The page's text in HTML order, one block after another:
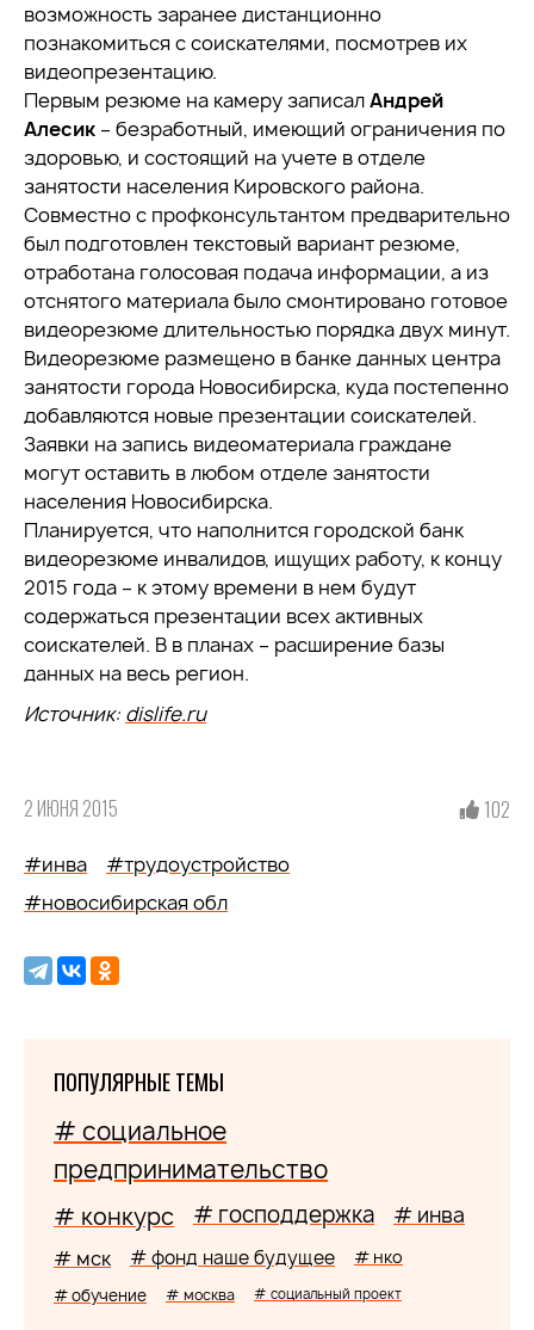
возможность заранее дистанционно
познакомиться с соискателями, посмотрев их
видеопрезентацию.
Первым резюме на камеру записалАндрей
Алесик – безработный, имеющий ограничения по
здоровью, и состоящий на учете в отделе
занятости населения Кировского района.
Совместно с профконсультантом предварительно
был подготовлен текстовый вариант резюме,
отработана голосовая подача информации, а из
отснятого материала было смонтировано готовое
видеорезюме длительностью порядка двух минут.
Видеорезюме размещено в банке данных центра
занятости города Новосибирска, куда постепенно
добавляются новые презентации соискателей.
Заявки на запись видеоматериала граждане
могут оставить в любом отделе занятости
населения Новосибирска.
Планируется, что наполнится городской банк
видеорезюме инвалидов, ищущих работу, к концу
2015 года – к этому времени в нем будут
содержаться презентации всех активных
соискателей. В в планах – расширение базы
данных на весь регион.
Источник: dislife.ru
2 ИЮНЯ 2015 102
#инва
#трудоустройство
#новосибирская обл
ПОПУЛЯРНЫЕ ТЕМЫ
# социальное
предпринимательство
# конкурс # господдержка # инва
# мск # фонд наше будущее # нко
# обучение # москва # социальный проект